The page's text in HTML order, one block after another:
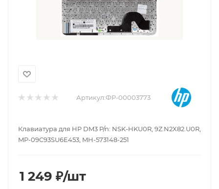
Артикул:ФР-00003773
Клавиатура для HP DM3 P/n: NSK-HKU0R, 9Z.N2X82.U0R,
MP-09C93SU6E453, MH-573148-251
1 249 ₽/шт